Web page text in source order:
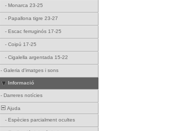
- Monarca 23-25
- Papallona tigre 23-27
- Escac ferruginós 17-25
- Coipú 17-25
- Cigalella argentada 15-22
- Galeria d'imatges i sons
Informació
- Darreres notícies
Ajuda
- Espècies parcialment ocultes